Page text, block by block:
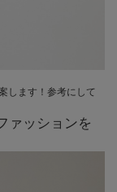
します！参考にして
ァッションを